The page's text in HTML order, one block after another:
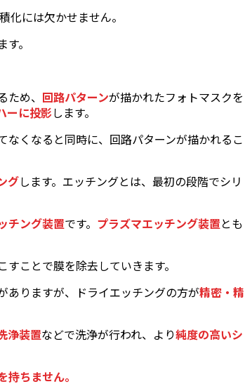
化には欠かせません。
。
ため、 回路パターンが描かれたフォトマスクを
ーに投影します。
くなると同時に、回路パターンが描かれるこ
グします。エッチングとは、最初の段階でシリ
チング装置です。 プラズマエッチング装置とも
すことで膜を除去していきます。
ありますが、ドライエッチングの方が精密・精
浄装置などで洗浄が行われ、より純度の高いシ
持ちません。